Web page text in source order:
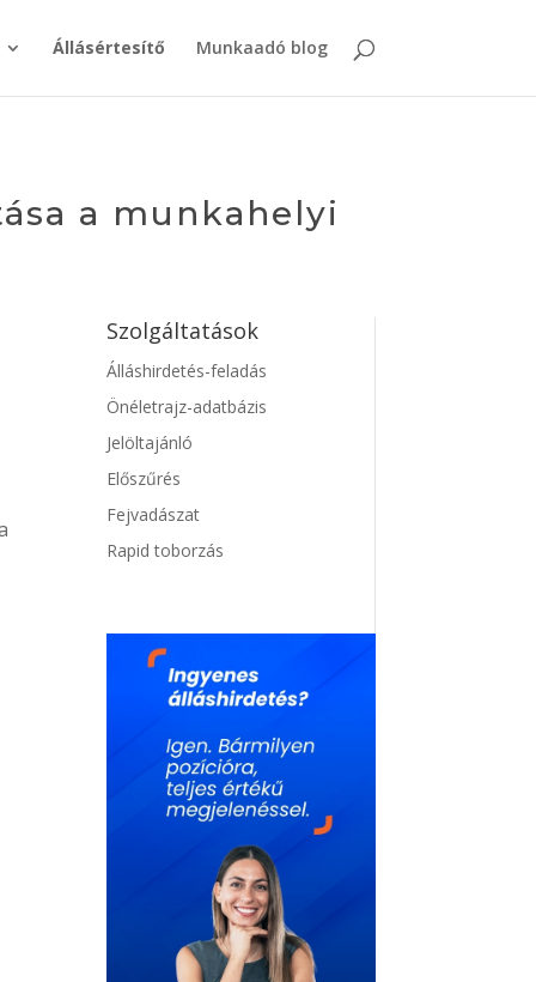
Állásértesítő Munkaadó blog
a munkahelyi
Szolgáltatások
Álláshirdetés-feladás
Önéletrajz-adatbázis
Jelöltajánló
Előszűrés
Fejvadászat
Rapid toborzás